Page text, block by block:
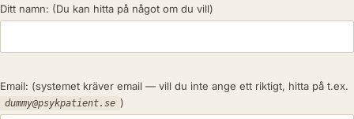
Ditt namn: (Du kan hitta på något om du vill)
Email: (systemet kräver email — vill du inte ange ett riktigt, hitta på t.ex.
dummy@psykpatient.se )